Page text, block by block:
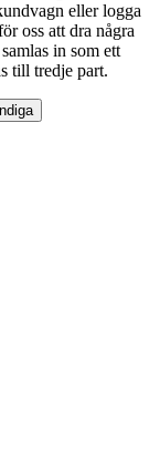
eller logga
oss att dra några
in som ett
till tredje part.